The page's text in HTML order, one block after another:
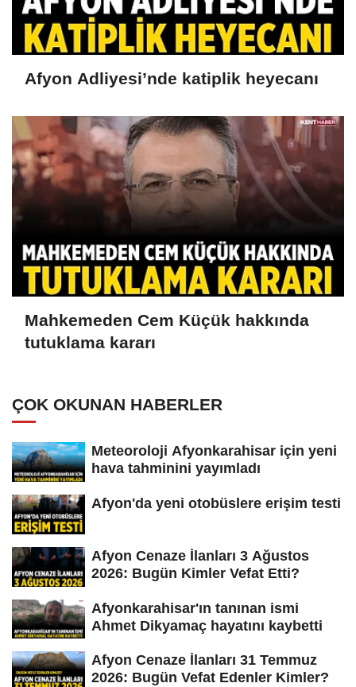
Afyon Adliyesi’nde katiplik heyecanı
Mahkemeden Cem Küçük hakkında
tutuklama kararı
ÇOK OKUNAN HABERLER
Meteoroloji Afyonkarahisar için yeni
hava tahminini yayımladı
Afyon'da yeni otobüslere erişim testi
Afyon Cenaze İlanları 3 Ağustos
2026: Bugün Kimler Vefat Etti?
Afyonkarahisar'ın tanınan ismi
Ahmet Dikyamaç hayatını kaybetti
Afyon Cenaze İlanları 31 Temmuz
2026: Bugün Vefat Edenler Kimler?